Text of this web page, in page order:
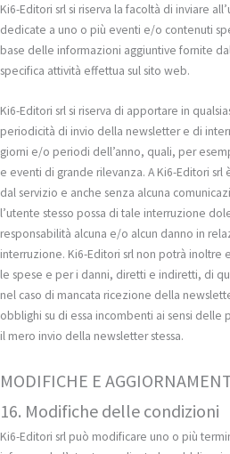
Ki6-Editori srl si riserva la facoltà di inviare
dedicate a uno o più eventi e/o contenuti
base delle informazioni aggiuntive fornite
specifica attività effettua sul sito web.
Ki6-Editori srl si riserva di apportare in
periodicità di invio della newsletter e di
giorni e/o periodi dell’anno, quali, per
e eventi di grande rilevanza. A Ki6-Editori srl
dal servizio e anche senza alcuna
l’utente stesso possa di tale interruzione
responsabilità alcuna e/o alcun danno in
interruzione. Ki6-Editori srl non potrà inoltre
le spese e per i danni, diretti e indiretti, di
nel caso di mancata ricezione della
obblighi su di essa incombenti ai sensi delle
il mero invio della newsletter stessa.
MODIFICHE E
16. Modifiche delle condizioni
Ki6-Editori srl può modificare uno o più